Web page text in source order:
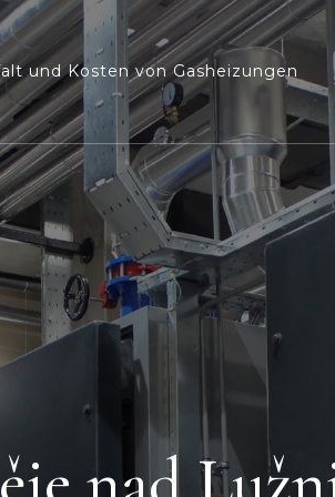
und Kosten von Gasheizungen